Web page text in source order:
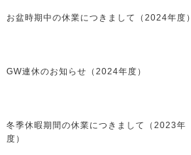
お盆時期中の休業につきまして（2024年度）
GW連休のお知らせ（2024年度）
冬季休暇期間の休業につきまして（2023年
度）